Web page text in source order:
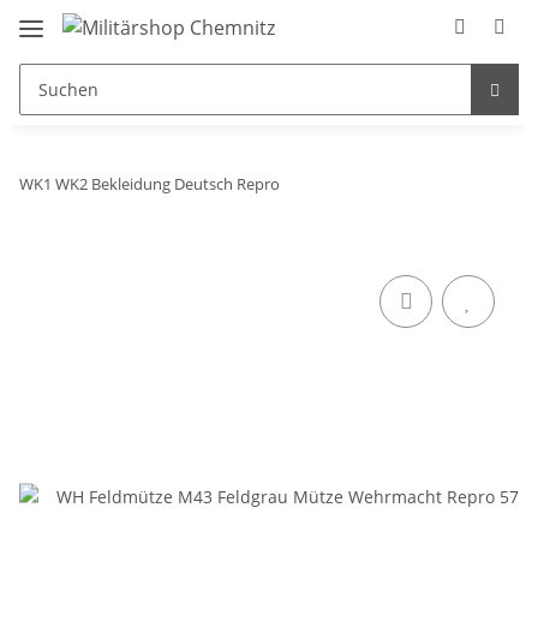
WK1 WK2 Bekleidung Deutsch Repro